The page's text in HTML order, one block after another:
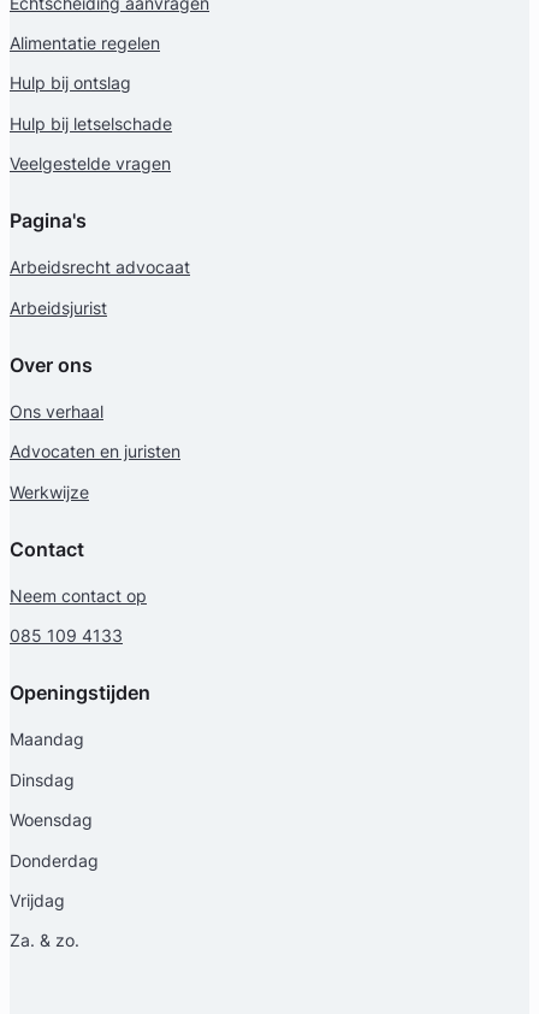
Alimentatie regelen
Hulp bij ontslag
Hulp bij letselschade
Veelgestelde vragen
Pagina's
Arbeidsrecht advocaat
Arbeidsjurist
Over ons
Ons verhaal
Advocaten en juristen
Werkwijze
Contact
Neem contact op
085 109 4133
Openingstijden
Maandag
Dinsdag
Woensdag
Donderdag
Vrijdag
Za. & zo.